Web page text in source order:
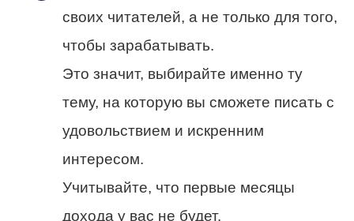
своих читателей, а не только для того,
чтобы зарабатывать.
Это значит, выбирайте именно ту
тему, на которую вы сможете писать с
удовольствием и искренним
интересом.
Учитывайте, что первые месяцы
дохода у вас не будет.